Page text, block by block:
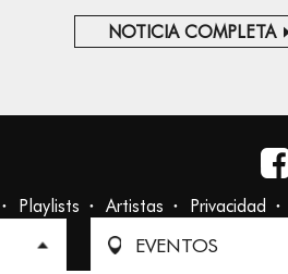
NOTICIA COMPLETA
EVENTOS
Playlists Artistas Privacidad